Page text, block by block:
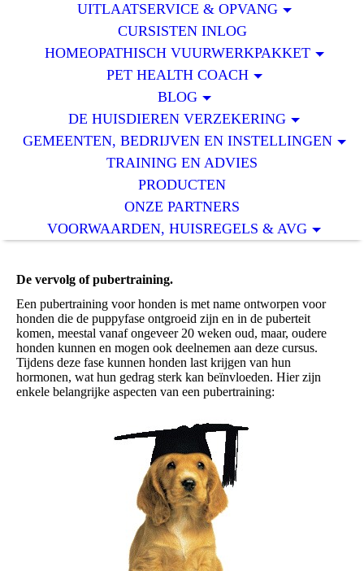
UITLAATSERVICE & OPVANG
CURSISTEN INLOG
HOMEOPATHISCH VUURWERKPAKKET
PET HEALTH COACH
BLOG
DE HUISDIEREN VERZEKERING
GEMEENTEN, BEDRIJVEN EN INSTELLINGEN
TRAINING EN ADVIES
PRODUCTEN
ONZE PARTNERS
VOORWAARDEN, HUISREGELS & AVG
De vervolg of pubertraining.
Een pubertraining voor honden is met name ontworpen voor
honden die de puppyfase ontgroeid zijn en in de puberteit
komen, meestal vanaf ongeveer 20 weken oud, maar, oudere
honden kunnen en mogen ook deelnemen aan deze cursus.
Tijdens deze fase kunnen honden last krijgen van hun
hormonen, wat hun gedrag sterk kan beïnvloeden. Hier zijn
enkele belangrijke aspecten van een pubertraining: